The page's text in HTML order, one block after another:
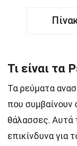
Τι είναι τα
Τα ρεύματα
που συμβαίνουν
θάλασσες. Αυτά
επικίνδυνα για